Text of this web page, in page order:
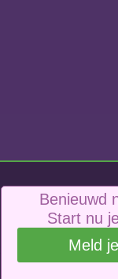
Benieuwd
Start nu
Meld